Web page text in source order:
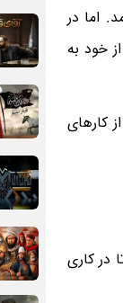
اما در
خود به
کارهای
در کاری